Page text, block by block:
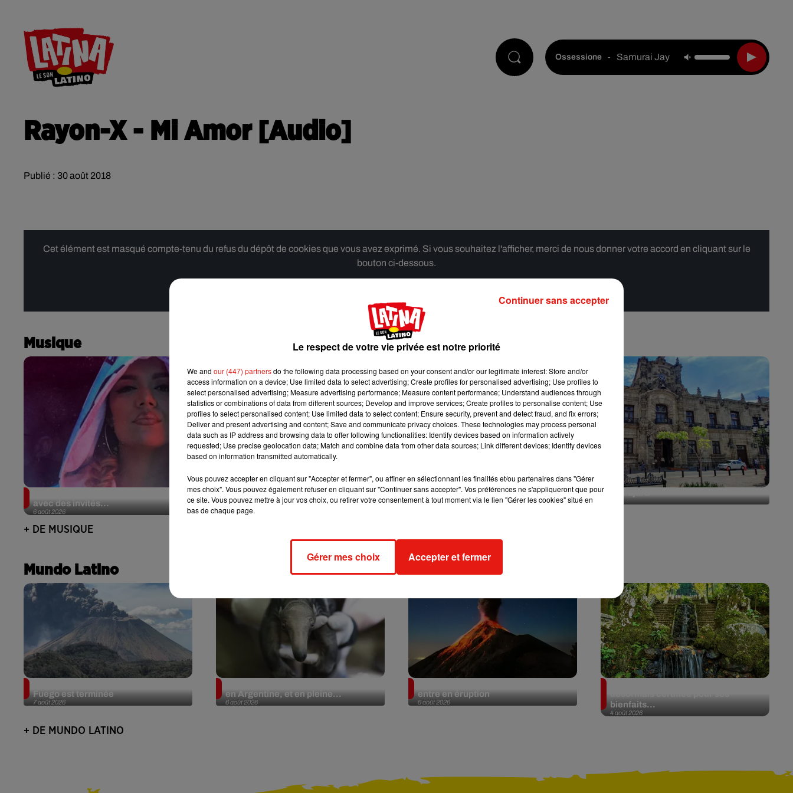
Ossessione - Samurai Jay & Vito Salamanca
Rayon-X - Mi Amor [Audio]
Publié : 30 août 2018
Cet élément est masqué compte-tenu du refus du dépôt de cookies que vous avez exprimé. Si vous souhaitez l'afficher, merci de nous donner votre accord en cliquant sur le
bouton ci-dessous.
Musique
6 août 2026
Karol G dévoile la tracklist de son nouvel album…
avec des invités...
Benny Blanco invite Selena Gomez et Becky G sur
son nouveau single
31 juillet 2026
Escapade à Guadalajara
+ DE MUSIQUE
Mundo Latino
7 août 2026
Fuego est terminée
6 août 2026
en Argentine, et en pleine...
5 août 2026
entre en éruption
4 août 2026
bienfaits...
+ DE MUNDO LATINO
Le respect de votre vie privée est notre priorité
We and our (447) partnersdo the following data processing based on your consent and/or our legitimate interest: Store and/or
access information on a device; Use limited data to select advertising; Create profiles for personalised advertising; Use profiles to
select personalised advertising; Measure advertising performance; Measure content performance; Understand audiences through
statistics or combinations of data from different sources; Develop and improve services; Create profiles to personalise content; Use
profiles to select personalised content; Use limited data to select content; Ensure security, prevent and detect fraud, and fix errors;
Deliver and present advertising and content; Save and communicate privacy choices. These technologies may process personal
data such as IP address and browsing data to offer following functionalities: Identify devices based on information actively
requested; Use precise geolocation data; Match and combine data from other data sources; Link different devices; Identify devices
based on information transmitted automatically.
Vous pouvez accepter en cliquant sur "Accepter et fermer", ou affiner en sélectionnant les finalités et/ou partenaires dans "Gérer
mes choix". Vous pouvez également refuser en cliquant sur "Continuer sans accepter". Vos préférences ne s'appliqueront que pour
ce site. Vous pouvez mettre à jour vos choix, ou retirer votre consentement à tout moment via le lien "Gérer les cookies" situé en
bas de chaque page.
Gérer mes choix Accepter et fermer
Continuer sans accepter